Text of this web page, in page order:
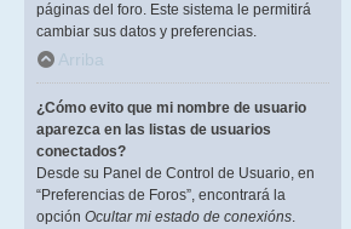
páginas del foro. Este sistema le permitirá
cambiar sus datos y preferencias.
Arriba
¿Cómo evito que mi nombre de usuario
aparezca en las listas de usuarios
conectados?
Desde su Panel de Control de Usuario, en
“Preferencias de Foros”, encontrará la
opción Ocultar mi estado de conexións.